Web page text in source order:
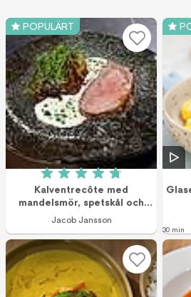
POPULÄRT
Betyg: 4.8 av 5 (12
Kalventrecôte med
mandelsmör, spetskål och
skummad ostsås
Jacob Jansson
30 min